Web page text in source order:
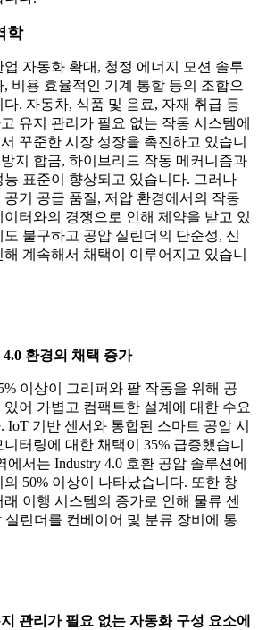
학
자동화 확대, 청정 에너지 모션 솔루
비용 효율적인 기계 통합 등의 조합으
. 자동차, 식품 및 음료, 자재 취급 등
유지 관리가 필요 없는 작동 시스템에
꾸준한 시장 성장을 촉진하고 있습니
지 합금, 하이브리드 작동 메커니즘과
표준이 향상되고 있습니다. 그러나
기 공급 품질, 저압 환경에서의 작동
터와의 경쟁으로 인해 제약을 받고 있
불구하고 공압 실린더의 단순성, 신
계속해서 채택이 이루어지고 있습니
환경의 채택 증가
이상이 그리퍼와 팔 작동을 위해 공
어 가볍고 컴팩트한 설계에 대한 수요
IoT 기반 센서와 통합된 스마트 공압 시
터링에 대한 채택이 35% 급증했습니
서는 Industry 4.0 호환 공압 솔루션에
50% 이상이 나타났습니다. 또한 창
이행 시스템의 증가로 인해 물류 센
실린더를 컨베이어 및 분류 장비에 통
관리가 필요 없는 자동화 구성 요소에